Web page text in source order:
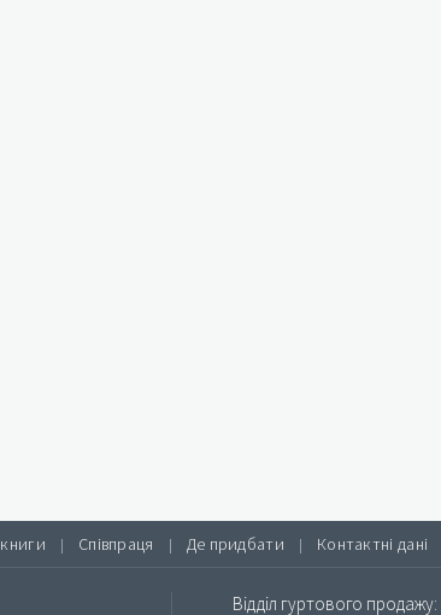
| Співпраця | Де придбати | Контактні дані
Відділ гуртового продажу: